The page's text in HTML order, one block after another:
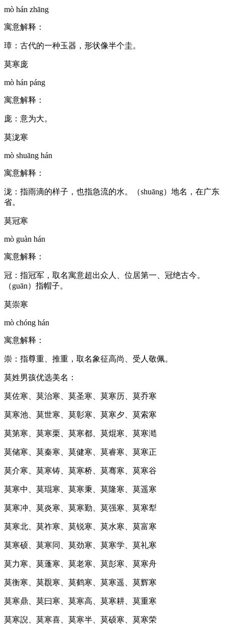
mò hán zhāng
寓意解释：
璋：古代的一种玉器，形状像半个圭。
莫寒庞
mò hán páng
寓意解释：
庞：意为大。
莫泷寒
mò shuāng hán
寓意解释：
泷：指雨滴的样子，也指急流的水。（shuāng）地名，在广东
省。
莫冠寒
mò guàn hán
寓意解释：
冠：指冠军，取名寓意超出众人、位居第一、冠绝古今。
（guān）指帽子。
莫崇寒
mò chóng hán
寓意解释：
崇：指尊重、推重，取名象征高尚、受人敬佩。
莫姓男孩优选美名：
莫佐寒、莫治寒、莫圣寒、莫寒历、莫乔寒
莫寒池、莫世寒、莫彰寒、莫寒夕、莫索寒
莫第寒、莫寒栗、莫寒都、莫焜寒、莫寒澔
莫储寒、莫秦寒、莫健寒、莫睿寒、莫寒正
莫介寒、莫寒铸、莫寒桥、莫骞寒、莫寒谷
莫寒中、莫琨寒、莫寒秉、莫隆寒、莫遥寒
莫寒冲、莫炎寒、莫寒勤、莫强寒、莫寒犁
莫寒北、莫祚寒、莫锐寒、莫水寒、莫富寒
莫寒硕、莫寒同、莫劲寒、莫寒学、莫礼寒
莫力寒、莫蓬寒、莫老寒、莫彭寒、莫寒舟
莫衡寒、莫覠寒、莫鹤寒、莫寒遥、莫辉寒
莫寒鼎、莫曰寒、莫寒高、莫寒耕、莫重寒
莫寒誽、莫寒喜、莫寒半、莫硕寒、莫寒荣